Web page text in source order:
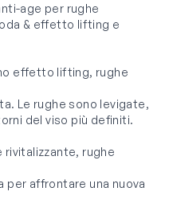
age per rughe
& effetto lifting e
effetto lifting, rughe
Le rughe sono levigate,
del viso più definiti.
rivitalizzante, rughe
per affrontare una nuova